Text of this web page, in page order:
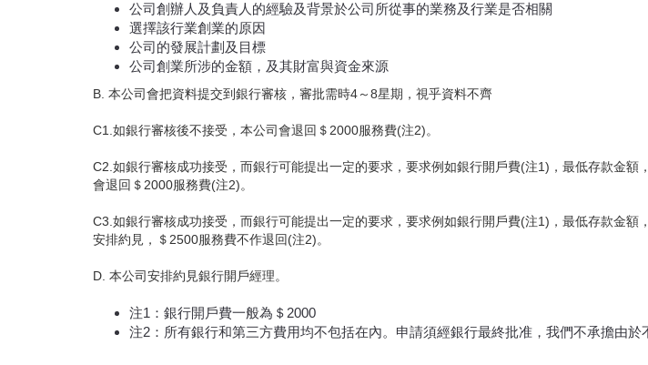
公司創辦人及負責人的經驗及背景於公司所從事的業務及行業是否相關
選擇該行業創業的原因
公司的發展計劃及目標
公司創業所涉的金額，及其財富與資金來源
B. 本公司會把資料提交到銀行審核，審批需時4～8星期，視乎資料不齊
C1.如銀行審核後不接受，本公司會退回＄2000服務費(注2)。
C2.如銀行審核成功接受，而銀行可能提出一定的要求，要求例如銀行開戶費(注1)，最低存款金
會退回＄2000服務費(注2)。
C3.如銀行審核成功接受，而銀行可能提出一定的要求，要求例如銀行開戶費(注1)，最低存款金
安排約見，＄2500服務費不作退回(注2)。
D. 本公司安排約見銀行開戶經理。
注1：銀行開戶費一般為＄2000
注2：所有銀行和第三方費用均不包括在內。申請須經銀行最終批准，我們不承擔由於